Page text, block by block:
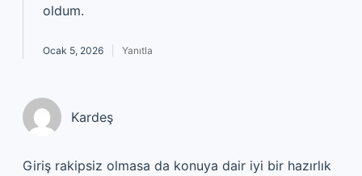
oldum.
Ocak 5, 2026 Yanıtla
Kardeş
Giriş rakipsiz olmasa da konuya dair iyi bir hazırlık